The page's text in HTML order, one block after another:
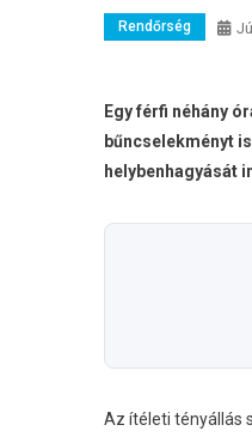
Rendőrség
Egy férfi néhány
bűncselekményt
helybenhagyását
Az ítéleti tényállás